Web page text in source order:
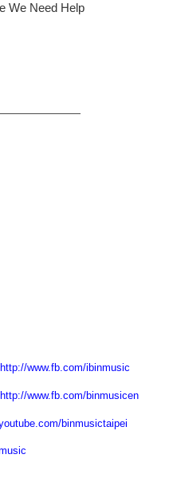
We Need Help
http://www.fb.com/ibinmusic
http://www.fb.com/binmusicen
binmusictaipei